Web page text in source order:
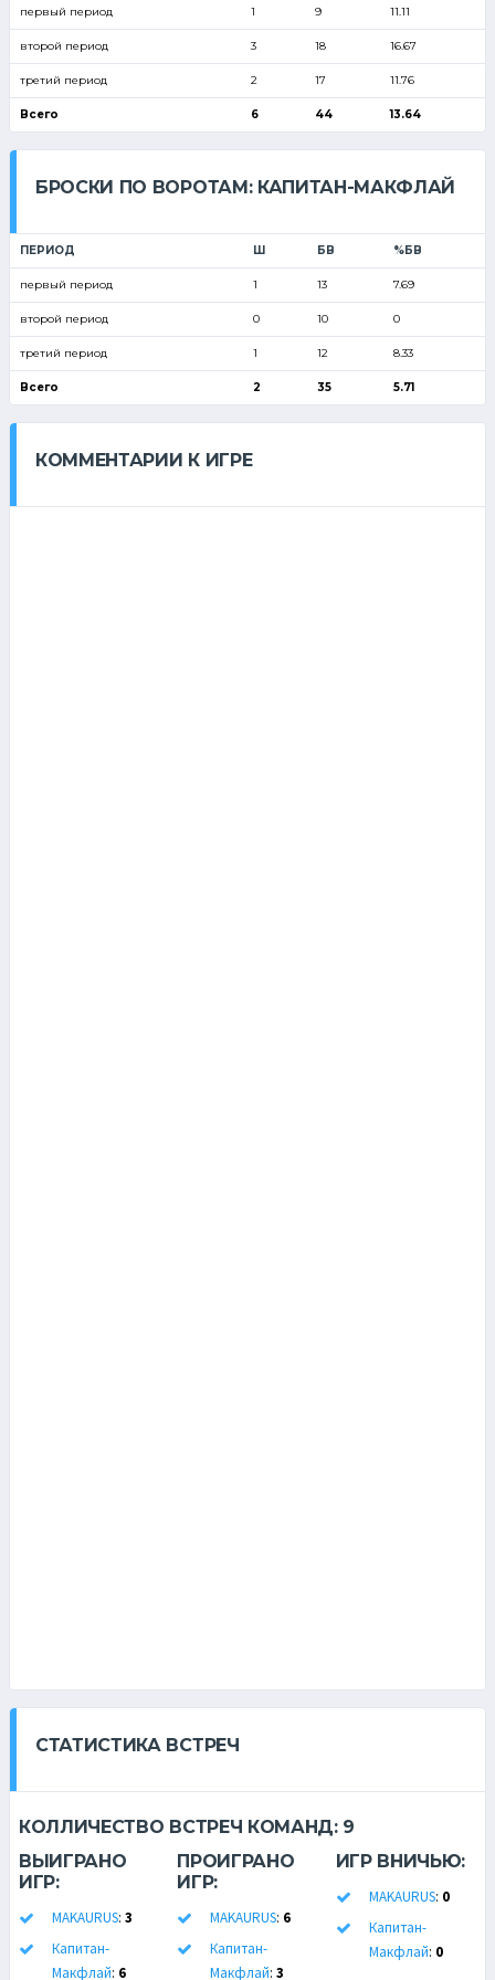
первый период 1 9 11.11
второй период 3 18 16.67
третий период 2 17 11.76
Всего 6 44 13.64
БРОСКИ ПО ВОРОТАМ: КАПИТАН-МАКФЛАЙ
ПЕРИОД Ш БВ %БВ
первый период 1 13 7.69
второй период 0 10 0
третий период 1 12 8.33
Всего 2 35 5.71
КОММЕНТАРИИ К ИГРЕ
СТАТИСТИКА ВСТРЕЧ
КОЛЛИЧЕСТВО ВСТРЕЧ КОМАНД: 9
ВЫИГРАНО
ИГР:
MAKAURUS: 3
Капитан-
Макфлай: 6
ПРОИГРАНО
ИГР:
MAKAURUS: 6
Капитан-
Макфлай:3
ИГР ВНИЧЬЮ:
MAKAURUS: 0
Капитан-
Макфлай: 0